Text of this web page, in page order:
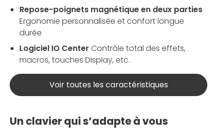
Repose-poignets magnétique en deux parties
Ergonomie personnalisée et confort longue
durée
Logiciel IO Center Contrôle total des effets,
macros, touches Display, etc.
Voir toutes les caractéristiques
Un clavier qui s’adapte à vous